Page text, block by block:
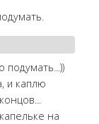
и каплю
на